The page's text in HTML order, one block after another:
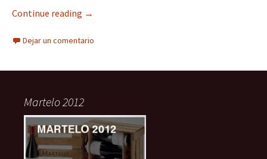
Continue reading →
Dejar un comentario
Martelo 2012